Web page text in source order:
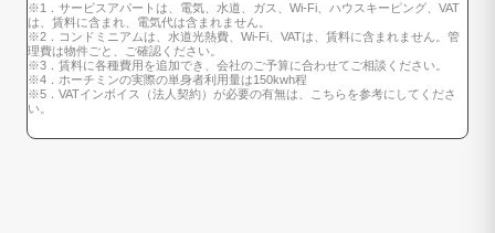
※1．サービスアパートは、電気、水道、ガス、Wi-Fi、ハウスキーピング、VAT
は、賃料に含まれ、電気代は含まれません。
※2．コンドミニアムは、水道光熱費、Wi-Fi、VATは、賃料に含まれません。管
理費は物件ごと、ご確認ください。
※3．賃料に各種費用を追加でき、会社のご予算に合わせてご相談ください。
※4．ホーチミンの実際の単身者利用量は150kwh程
※5．VATインボイス（法人契約）が必要の有無は、こちらを参考にしてくださ
い。